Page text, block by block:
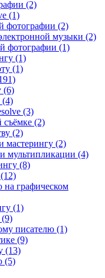
(2)
(1)
фотографии (2)
музыки (2)
фотографии (1)
(1)
(1)
(6)
(4)
(3)
(2)
(2)
мастерингу (2)
мультипликации (4)
(8)
графическом
(1)
писателю (1)
(9)
(13)
(5)